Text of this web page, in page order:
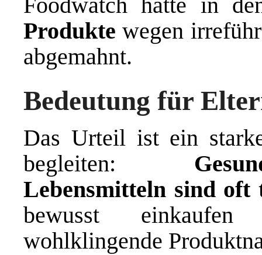
Produkte wegen
abgemahnt.
Bedeutung für
Das Urteil ist ein
begleiten:
Lebensmitteln sind oft
bewusst
wohlklingende